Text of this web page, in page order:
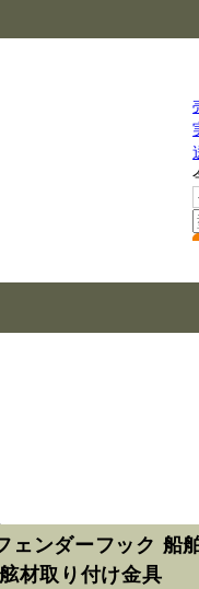
ェンダーフック 船
材取り付け金具